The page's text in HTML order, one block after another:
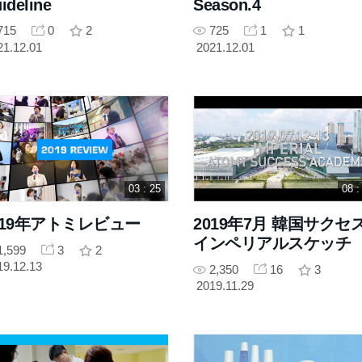
0
2
Season.4
725 1
1
2021.12.01
03 : 25
年アトミレビュー
3
2
08 :
2019年7月 韓国サクセ
インペリアルスケッチ
2,350 16
3
2019.11.29